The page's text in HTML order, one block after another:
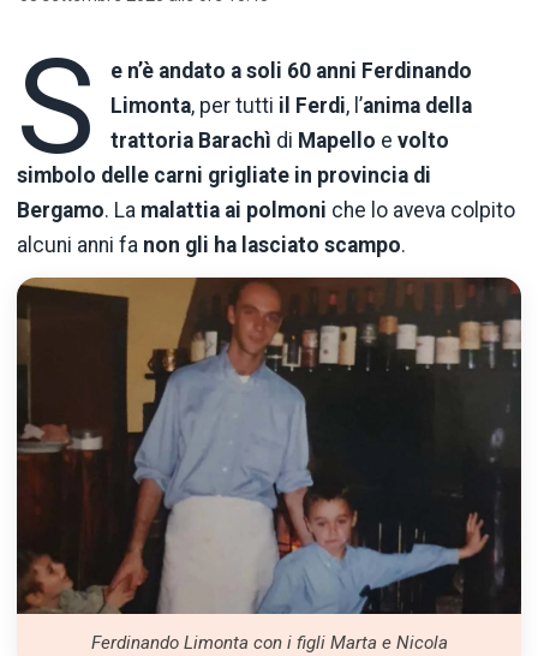
S
e n’è andato a soli 60 anni Ferdinando
Limonta, per tutti il Ferdi, l’anima della
trattoria Barachì di Mapello evolto
simbolo delle carni grigliate in provincia di
Bergamo. La malattia ai polmoni che lo aveva colpito
alcuni anni fa non gli ha lasciato scampo.
Ferdinando Limonta con i figli Marta e Nicola